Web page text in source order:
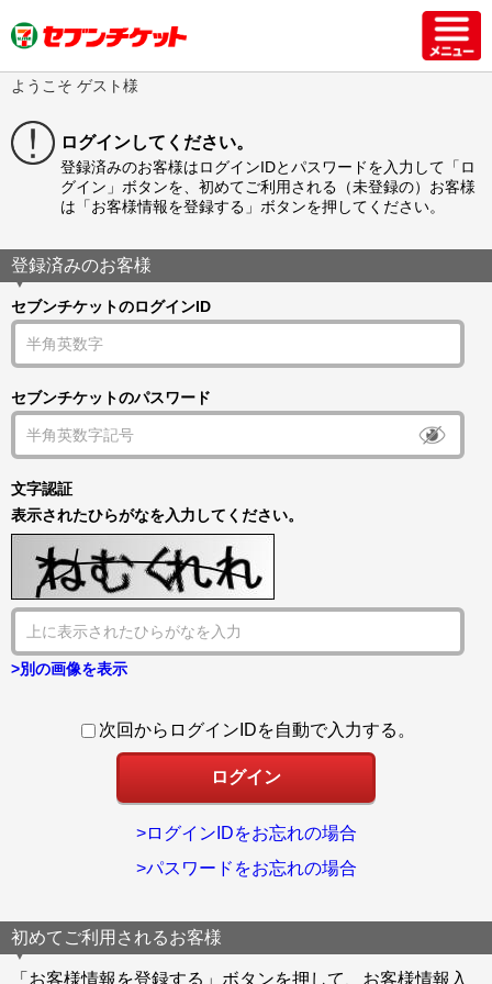
ようこそ ゲスト様
ログインしてください。
登録済みのお客様はログインIDとパスワードを入力して「ロ
グイン」ボタンを、初めてご利用される（未登録の）お客様
は「お客様情報を登録する」ボタンを押してください。
登録済みのお客様
セブンチケットのログインID
セブンチケットのパスワード
文字認証
表示されたひらがなを入力してください。
>別の画像を表示
次回からログインIDを自動で入力する。
>ログインIDをお忘れの場合
>パスワードをお忘れの場合
初めてご利用されるお客様
「お客様情報を登録する」ボタンを押して、お客様情報入